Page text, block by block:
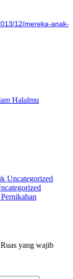
12/mereka-anak-
Halalmu
Uncategorized
Ruas yang wajib